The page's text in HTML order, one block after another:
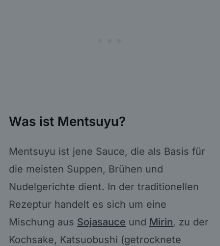
Was ist Mentsuyu?
Mentsuyu ist jene Sauce, die als Basis für
die meisten Suppen, Brühen und
Nudelgerichte dient. In der traditionellen
Rezeptur handelt es sich um eine
Mischung aus Sojasauce und Mirin, zu der
Kochsake, Katsuobushi (getrocknete